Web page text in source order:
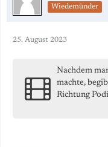
Wiedemünder
25. August 2023
Nachdem
machte,
Richtung